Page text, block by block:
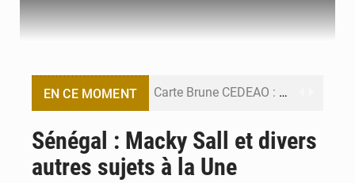
EN CE MOMENT Carte Brune CEDEAO : Lomé mise sur la digitalisation des sinistres
Sénégal : Macky Sall et divers
autres sujets à la Une